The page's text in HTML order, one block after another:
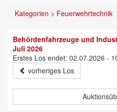
Kategorien > Feuerwehrtechnik
Behördenfahrzeuge und
Juli 2026
Erstes Los endet: 02.07.2026 -
vorheriges Los